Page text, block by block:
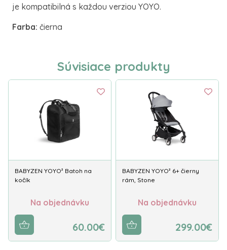
je kompatibilná s každou verziou YOYO.
Farba: čierna
Súvisiace produkty
BABYZEN YOYO² Batoh na
kočík
Na objednávku
60.00€
BABYZEN YOYO² 6+ čierny
rám, Stone
Na objednávku
299.00€